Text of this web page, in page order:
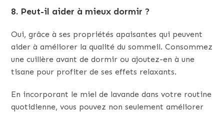
8. Peut-il aider à mieux dormir ?
Oui, grâce à ses propriétés apaisantes qui peuvent
aider à améliorer la qualité du sommeil. Consommez
une cuillère avant de dormir ou ajoutez-en à une
tisane pour profiter de ses effets relaxants.
En incorporant le miel de lavande dans votre routine
quotidienne, vous pouvez non seulement améliorer